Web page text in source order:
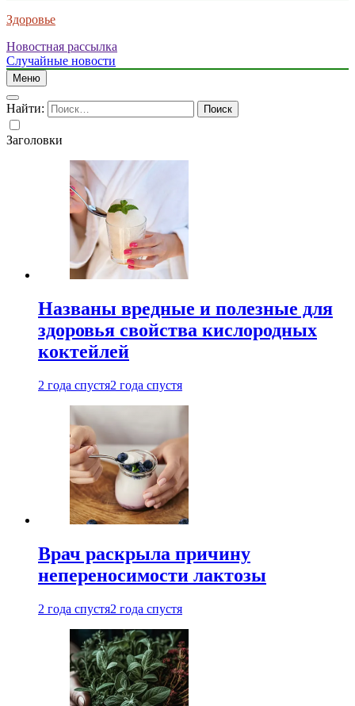
Здоровье
Новостная рассылка
Случайные новости
Меню
Найти:
Заголовки
Названы вредные и полезные для
здоровья свойства кислородных
коктейлей
2 года спустя2 года спустя
Врач раскрыла причину
непереносимости лактозы
2 года спустя2 года спустя